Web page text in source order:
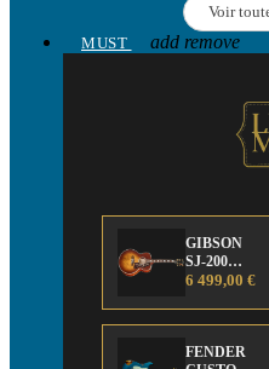
Voir
MUST
add remove
GIBSON
SJ-200
Anniversary
Edition
6 499,00 €
FENDER